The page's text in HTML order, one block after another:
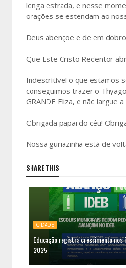
longa estrada, e nesse
orações se estendam ao
Deus abençoe e de em
Que Este Cristo Redentor
Indescritível o que estamos
conseguimos trazer o
GRANDE Eliza, e não largue
Obrigada papai do céu!
Nossa guriazinha está de
SHARE THIS
CIDADE
Educação registra crescimento nos
2025